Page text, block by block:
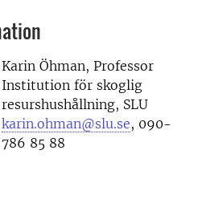
Karin Öhman, Professor
Institution för skoglig
resurshushållning, SLU
karin.ohman@slu.se, 090-
786 85 88